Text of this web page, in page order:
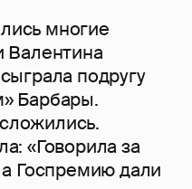
многие
Валентина
подругу
Барбары.
«Говорила за
а Госпремию дали